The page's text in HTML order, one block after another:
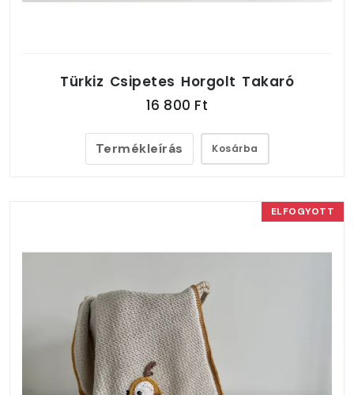
Türkiz Csipetes Horgolt Takaró
16 800 Ft
Termékleírás Kosárba
ELFOGYOTT